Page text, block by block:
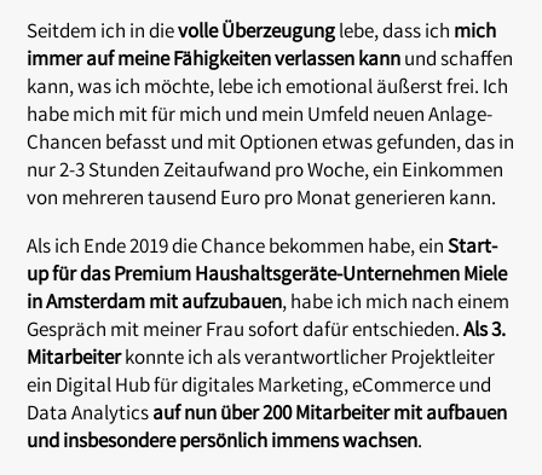
Seitdem ich in dievolle Überzeugunglebe, dass ich mich
immer auf meine Fähigkeiten verlassen kannund schaffen
kann, was ich möchte, lebe ich emotional äußerst frei. Ich
habe mich mit für mich und mein Umfeld neuen Anlage-
Chancen befasst und mit Optionen etwas gefunden, das in
nur 2-3 Stunden Zeitaufwand pro Woche, ein Einkommen
von mehreren tausend Euro pro Monat generieren kann.
Als ich Ende 2019 die Chance bekommen habe, einStart-
up für das Premium Haushaltsgeräte-Unternehmen Miele
in Amsterdam mit aufzubauen, habe ich mich nach einem
Gespräch mit meiner Frau sofort dafür entschieden.Als 3.
Mitarbeiterkonnte ich als verantwortlicher Projektleiter
ein Digital Hub für digitales Marketing, eCommerce und
Data Analyticsauf nun über 200 Mitarbeiter mit aufbauen
und insbesondere persönlich immens wachsen.